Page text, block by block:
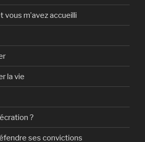
vous m’avez accueilli
la vie
?
ses convictions